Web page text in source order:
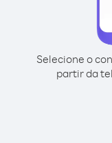
Selecione o
partir da